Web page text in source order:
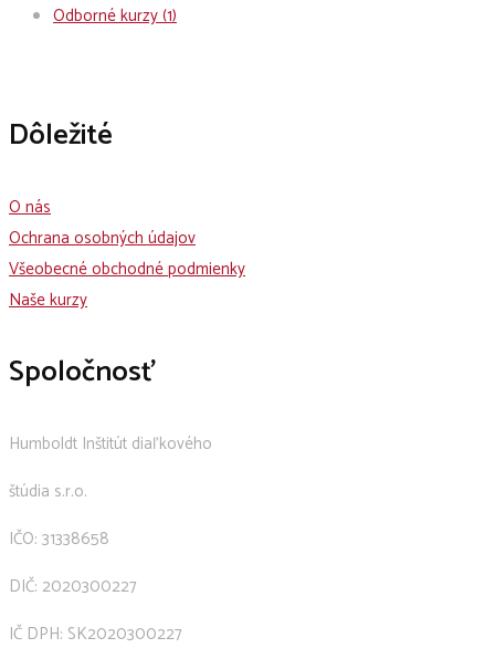
Odborné kurzy(1)
Dôležité
O nás
Ochrana osobných údajov
Všeobecné obchodné podmienky
Naše kurzy
Spoločnosť
Humboldt Inštitút diaľkového
štúdia s.r.o.
IČO: 31338658
DIČ: 2020300227
IČ DPH: SK2020300227